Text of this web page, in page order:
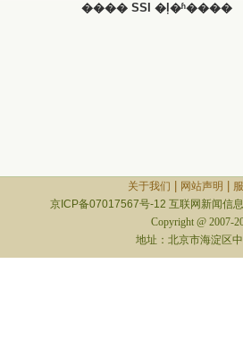
���� SSI �ļ�ʱ����
关于我们 网站声明
京ICP备07017567号-12 互联网新闻信
Copyright @ 2007-
地址：北京市海淀区